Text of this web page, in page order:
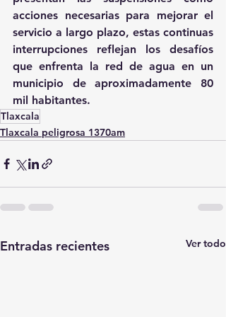
acciones necesarias para mejorar el
servicio a largo plazo, estas continuas
interrupciones reflejan los desafíos
que enfrenta la red de agua en un
municipio de aproximadamente 80
mil habitantes.
Tlaxcala
Tlaxcala peligrosa 1370am
Entradas recientes Ver todo